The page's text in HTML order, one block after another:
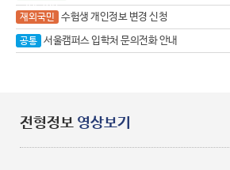
(내국인)
재외국민 수험생 개인정보 변경 신청
공통 서울캠퍼스 입학처 문의전화 안내
전형정보 영상보기